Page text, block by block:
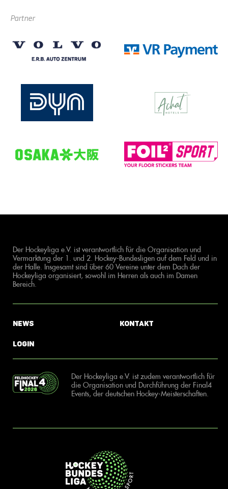
Partner
Der Hockeyliga e.V. ist verantwortlich für die Organisation und
Vermarktung der 1. und 2. Hockey-Bundesligen auf dem Feld und in
der Halle. Insgesamt sind über 60 Vereine unter dem Dach der
Hockeyliga organisiert, sowohl im Herren als auch im Damen
Bereich.
News
Login
Kontakt
Der Hockeyliga e.V. ist zudem verantwortlich für
die Organisation und Durchführung der Final4
Events, der deutschen Hockey-Meisterschaften.